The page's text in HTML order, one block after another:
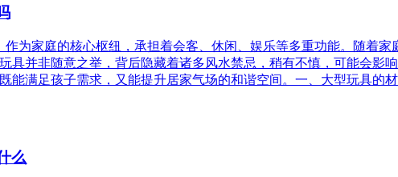
为家庭的核心枢纽，承担着会客、休闲、娱乐等多重功能。随着
具并非随意之举，背后隐藏着诸多风水禁忌，稍有不慎，可能会影
能满足孩子需求，又能提升居家气场的和谐空间。一、大型玩具的
么